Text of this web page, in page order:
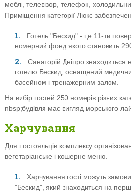
меблі, телевізор, телефон,
Приміщення категорії Люкс
Готель "Бескид" - це 11-ти
номерний фонд якого становить 290
Санаторій Дніпро знаходиться
готелю Бескид, оснащений
басейном і тренажерним залом.
На вибір гостей 250 номерів різних
nbsp;будівля має вигляд морського
Харчування
Для постояльців комплексу
вегетаріанське і кошерне меню.
Харчування гості можуть
"Бескид", який знаходиться на